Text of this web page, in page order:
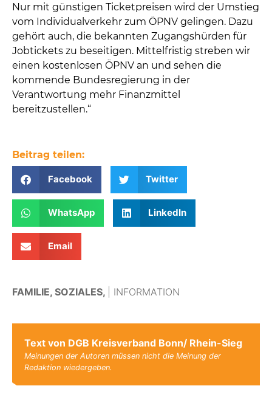
Nur mit günstigen Ticketpreisen wird der Umstieg
vom Individualverkehr zum ÖPNV gelingen. Dazu
gehört auch, die bekannten Zugangshürden für
Jobtickets zu beseitigen. Mittelfristig streben wir
einen kostenlosen ÖPNV an und sehen die
kommende Bundesregierung in der
Verantwortung mehr Finanzmittel
bereitzustellen.“
Beitrag teilen:
Facebook Twitter
WhatsApp LinkedIn
Email
FAMILIE, SOZIALES, | INFORMATION
Text von DGB Kreisverband Bonn/ Rhein-Sieg
Meinungen der Autoren müssen nicht die Meinung der
Redaktion wiedergeben.